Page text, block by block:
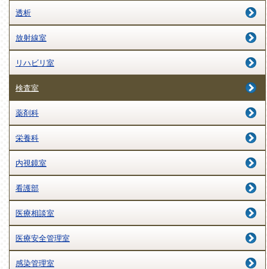
透析
放射線室
リハビリ室
検査室
薬剤科
栄養科
内視鏡室
看護部
医療相談室
医療安全管理室
感染管理室